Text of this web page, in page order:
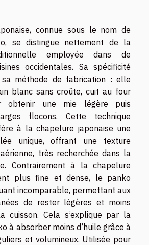
connue sous le nom de
se distingue nettement de la
employée dans de
occidentales. Sa spécificité
méthode de fabrication : elle
blanc sans croûte, cuit au four
obtenir une mie légère puis
flocons. Cette technique
à la chapelure japonaise une
unique, offrant une texture
très recherchée dans la
Contrairement à la chapelure
plus fine et dense, le panko
incomparable, permettant aux
de rester légères et moins
cuisson. Cela s’explique par la
à absorber moins d’huile grâce à
et volumineux. Utilisée pour